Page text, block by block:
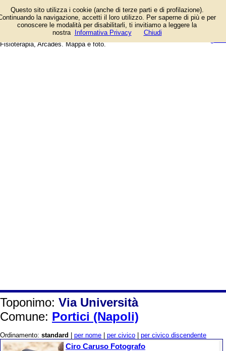
in Via Università a Portici (Napoli).
Tra le attività: Ciro Caruso
Fotografo, Rita Creazioni, A'
Cantinella D'o Convento, Gaia
Fisioterapia, Arcades. Mappa e foto.
Toponimo: Via Università
Comune: Portici (Napoli)
Ordinamento: standard per nome per civico per civico discendente
Ciro Caruso Fotografo
Questo sito utilizza i cookie (anche di terze parti e di profilazione).
la navigazione, accetti il loro utilizzo. Per saperne di più e per
conoscere le modalità per disabilitarli, ti invitiamo a leggere la
nostra
Informativa Privacy Chiudi